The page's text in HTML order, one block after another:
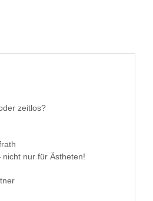
zeitlos?
nur für Ästheten!